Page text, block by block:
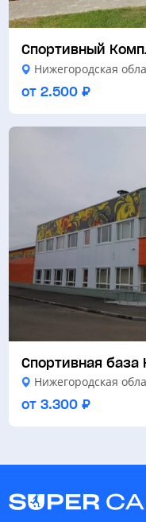
Спортивный
Нижегородская
от 2.500 ₽
Спортивная база
Нижегородская
от 3.300 ₽